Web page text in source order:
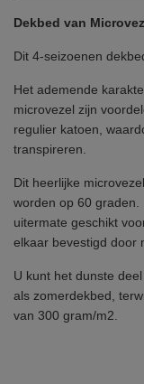
Dekbed van
Dit 4-seizoenen
Het ademende
microvezel zijn
regulier katoen,
transpireren.
Dit heerlijke
worden op 60
uitermate geschikt
elkaar bevestigd door
U kunt het dunste
als zomerdekbed,
van 300 gram/m2.